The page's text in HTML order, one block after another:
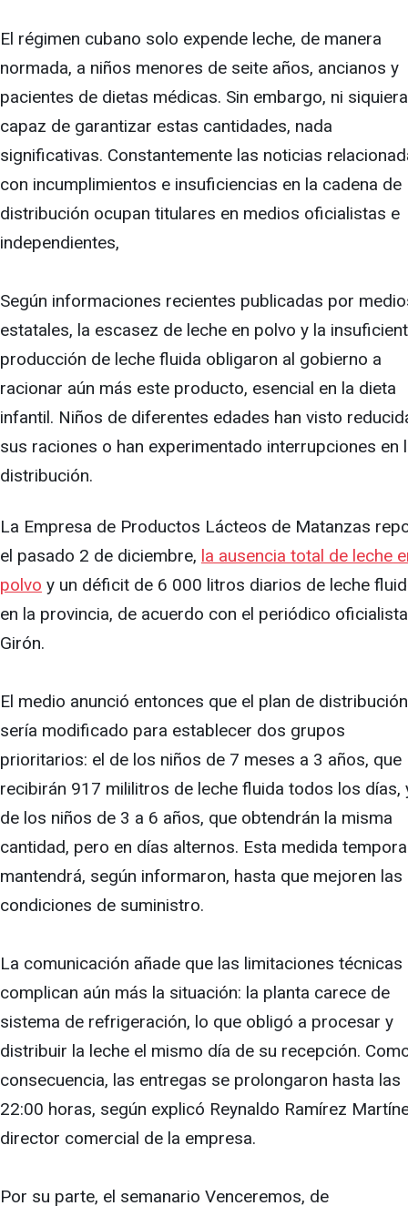
El régimen cubano solo expende leche, de manera
normada, a niños menores de seite años, ancianos y
pacientes de dietas médicas. Sin embargo, ni
capaz de garantizar estas cantidades, nada
significativas. Constantemente las noticias
con incumplimientos e insuficiencias en la cadena de
distribución ocupan titulares en medios oficialistas e
independientes,
Según informaciones recientes publicadas por
estatales, la escasez de leche en polvo y la
producción de leche fluida obligaron al gobierno a
racionar aún más este producto, esencial en la dieta
infantil. Niños de diferentes edades han visto
sus raciones o han experimentado interrupciones en
distribución.
La Empresa de Productos Lácteos de Matanzas
el pasado 2 de diciembre, la ausencia total de leche
polvo y un déficit de 6 000 litros diarios de leche
en la provincia, de acuerdo con el periódico oficialista
Girón.
El medio anunció entonces que el plan de distribución
sería modificado para establecer dos grupos
prioritarios: el de los niños de 7 meses a 3 años, que
recibirán 917 mililitros de leche fluida todos los días,
de los niños de 3 a 6 años, que obtendrán la misma
cantidad, pero en días alternos. Esta medida
mantendrá, según informaron, hasta que mejoren las
condiciones de suministro.
La comunicación añade que las limitaciones técnicas
complican aún más la situación: la planta carece de
sistema de refrigeración, lo que obligó a procesar y
distribuir la leche el mismo día de su recepción.
consecuencia, las entregas se prolongaron hasta las
22:00 horas, según explicó Reynaldo Ramírez
director comercial de la empresa.
Por su parte, el semanario Venceremos, de